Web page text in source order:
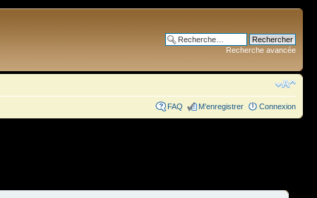
Recherche avancée
FAQ M’enregistrer Connexion